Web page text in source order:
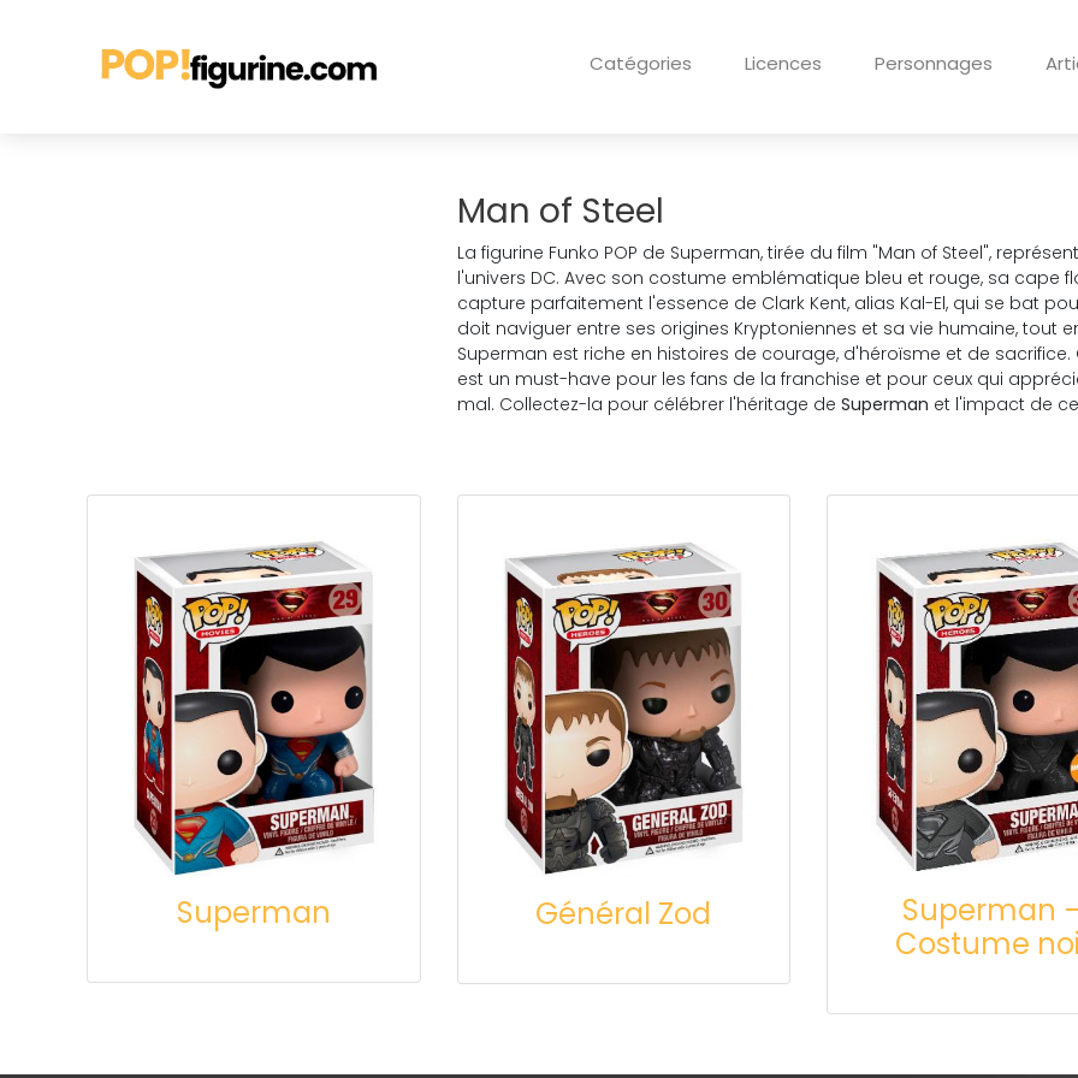
Catégories Licences Personnages
Man of Steel
La figurine Funko POP de Superman, tirée du film "Man of Steel",
l'univers DC. Avec son costume emblématique bleu et rouge, sa cape
capture parfaitement l'essence de Clark Kent, alias Kal-El, qui se bat
doit naviguer entre ses origines Kryptoniennes et sa vie humaine, tout
Superman est riche en histoires de courage, d'héroïsme et de
est un must-have pour les fans de la franchise et pour ceux qui
mal. Collectez-la pour célébrer l'héritage de Superman et l'impact de
Superman Général Zod
Superman
Costume